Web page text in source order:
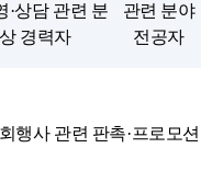
·상담 관련 분
경력자
관련 분야
전공자
행사 관련 판촉·프로모션